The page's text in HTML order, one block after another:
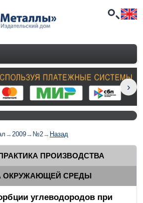
→2009→ №2→ Назад
ПРОИЗВОДСТВА
ОКРУЖАЮЩЕЙ СРЕДЫ
углеводородов при